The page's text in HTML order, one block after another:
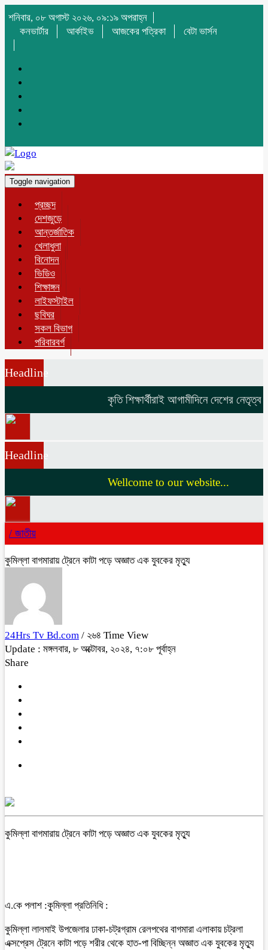
শনিবার, ০৮ অগাস্ট ২০২৬, ০৯:১৯ অপরাহ্ন
কনভার্টার
আর্কাইভ আজকের পত্রিকা বেটা ভার্সন
Toggle navigation
প্রচ্ছদ
দেশজুড়ে
আন্তর্জাতিক
খেলাধুলা
বিনোদন
ভিডিও
শিক্ষাঙ্গন
লাইফস্টাইল
ছবিঘর
সকল বিভাগ
পরিবারবর্গ
Headline
কৃতি শিক্ষার্থীরাই আগামীদিনে দেশের নেতৃত্ব
Headline
Wellcome to our website...
/ জাতীয়
কুমিল্লা বাগমারায় ট্রেনে কাটা পড়ে অজ্ঞাত এক যুবকের মৃত্যু
24Hrs Tv Bd.com / ২৬৪ Time View
Update : মঙ্গলবার, ৮ অক্টোবর, ২০২৪, ৭:০৮ পূর্বাহ্ন
Share
কুমিল্লা বাগমারায় ট্রেনে কাটা পড়ে অজ্ঞাত এক যুবকের মৃত্যু
এ.কে পলাশ :কুমিল্লা প্রতিনিধি :
কুমিল্লা লালমাই উপজেলার ঢাকা-চট্রগ্রাম রেলপথের বাগমারা এলাকায় চট্রলা
এক্সপ্রেস ট্রেনে কাটা পড়ে শরীর থেকে হাত-পা বিচ্ছিন্ন অজ্ঞাত এক যুবকের মৃত্যু